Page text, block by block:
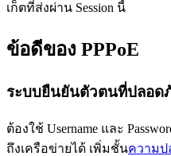
เก็ตที่ส่งผ่าน Session นี้
ข้อดีของ PPPoE
ระบบยืนยันตัวตนที่ปลอด
ต้องใช้ Username และ
ถึงเครือข่ายได้ เพิ่มชั้นความป